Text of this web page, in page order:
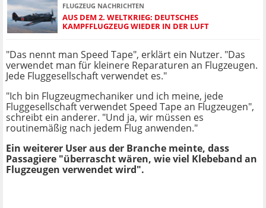
FLUGZEUG NACHRICHTEN
AUS DEM 2. WELTKRIEG: DEUTSCHES
KAMPFFLUGZEUG WIEDER IN DER LUFT
"Das nennt man Speed Tape", erklärt ein Nutzer. "Das
verwendet man für kleinere Reparaturen an Flugzeugen.
Jede Fluggesellschaft verwendet es."
"Ich bin Flugzeugmechaniker und ich meine, jede
Fluggesellschaft verwendet Speed Tape an Flugzeugen",
schreibt ein anderer. "Und ja, wir müssen es
routinemäßig nach jedem Flug anwenden."
Ein weiterer User aus der Branche meinte, dass
Passagiere "überrascht wären, wie viel Klebeband an
Flugzeugen verwendet wird".